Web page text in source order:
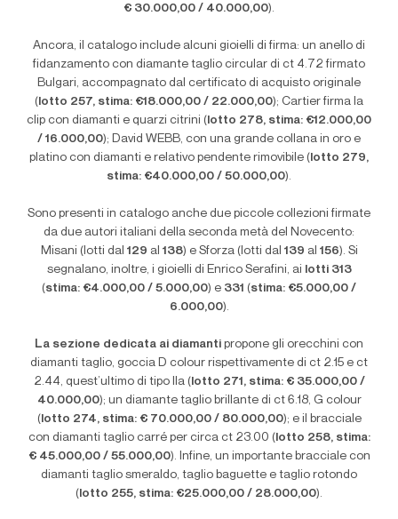
€ 30.000,00 / 40.000,00).
Ancora, il catalogo include alcuni gioielli di firma: un anello di
fidanzamento con diamante taglio circular di ct 4.72 firmato
Bulgari, accompagnato dal certificato di acquisto originale
(lotto 257, stima: €18.000,00 / 22.000,00); Cartier firma la
clip con diamanti e quarzi citrini (lotto 278, stima: €12.000,00
/ 16.000,00); David WEBB, con una grande collana in oro e
platino con diamanti e relativo pendente rimovibile (lotto 279,
stima: €40.000,00 / 50.000,00).
Sono presenti in catalogo anche due piccole collezioni firmate
da due autori italiani della seconda metà del Novecento:
Misani (lotti dal 129 al 138) e Sforza (lotti dal 139 al 156). Si
segnalano, inoltre, i gioielli di Enrico Serafini, ai lotti 313
(stima: €4.000,00 / 5.000,00) e 331 (stima: €5.000,00 /
6.000,00).
La sezione dedicata ai diamanti propone gli orecchini con
diamanti taglio, goccia D colour rispettivamente di ct 2.15 e ct
2.44, quest’ultimo di tipo IIa (lotto 271, stima: € 35.000,00 /
40.000,00); un diamante taglio brillante di ct 6.18, G colour
(lotto 274, stima: € 70.000,00 / 80.000,00); e il bracciale
con diamanti taglio carré per circa ct 23.00 (lotto 258, stima:
€ 45.000,00 / 55.000,00). Infine, un importante bracciale con
diamanti taglio smeraldo, taglio baguette e taglio rotondo
(lotto 255, stima: €25.000,00 / 28.000,00).